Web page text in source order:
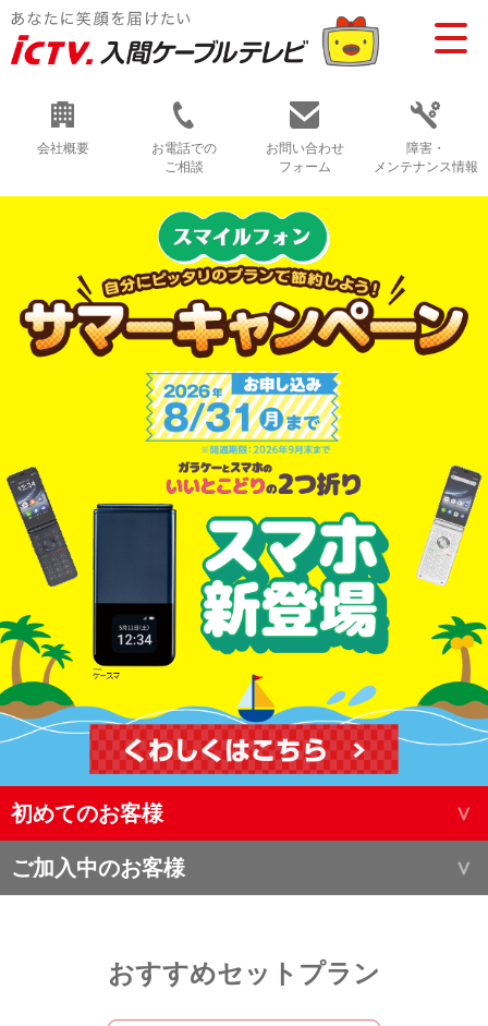
会社概要
お電話での
ご相談
お問い合わせ
フォーム
障害・
メンテナンス情報
初めてのお客様
ご加入中のお客様
おすすめセットプラン